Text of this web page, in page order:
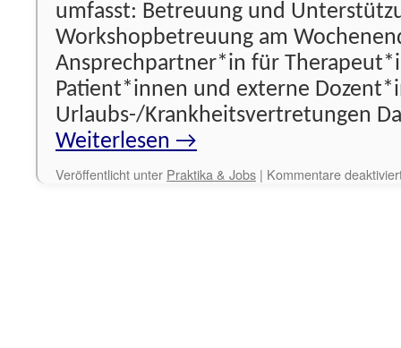
umfasst: Betreuung und
Workshopbetreuung am
Ansprechpartner*in für
Patient*innen und externe
Urlaubs-/Krankheitsvertretungen
Weiterlesen →
Veröffentlicht unter Praktika & Jobs | Kommentare